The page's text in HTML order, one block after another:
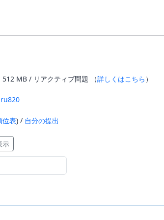
MB / リアクティブ問題 （詳しくはこちら ）
位表) / 自分の提出
示